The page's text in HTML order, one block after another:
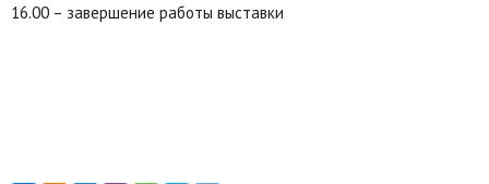
16.00 – завершение работы выставки